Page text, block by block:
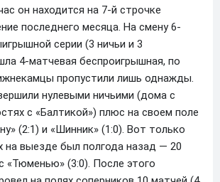
он находится на 7-й строчке
последнего месяца. На смену 6-
серии (3 ничьи и 3
4-матчевая беспроигрышная, по
пропустили лишь однажды.
нулевыми ничьими (дома с
с «Балтикой») плюс на своем поле
(2:1) и «Шинник» (1:0). Вот только
на выезде был полгода назад — 20
«Тюменью» (3:0). После этого